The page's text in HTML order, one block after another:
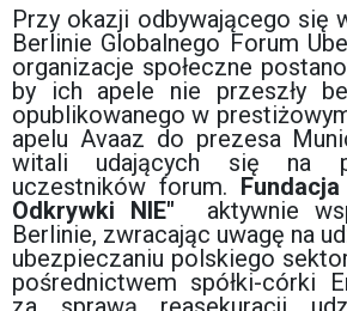
Przy okazji odbywającego się
Berlinie Globalnego Forum
organizacje społeczne
by ich apele nie przeszły
opublikowanego w
apelu Avaaz do prezesa
witali udających się na
uczestników forum.
Odkrywki NIE"
aktywnie
Berlinie, zwracając uwagę na
ubezpieczaniu polskiego
pośrednictwem spółki-córki